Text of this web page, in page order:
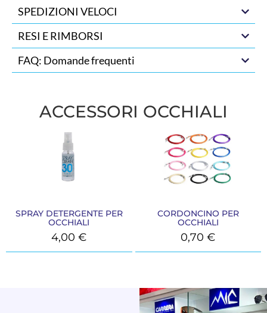
SPEDIZIONI VELOCI
RESI E RIMBORSI
FAQ: Domande frequenti
ACCESSORI OCCHIALI
SPRAY DETERGENTE PER
OCCHIALI
4,00€
CORDONCINO PER
OCCHIALI
0,70€